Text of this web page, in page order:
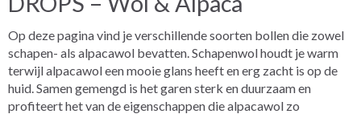
Op deze pagina vind je verschillende soorten bollen die zowel
schapen- als alpacawol bevatten. Schapenwol houdt je warm
terwijl alpacawol een mooie glans heeft en erg zacht is op de
huid. Samen gemengd is het garen sterk en duurzaam en
profiteert het van de eigenschappen die alpacawol zo